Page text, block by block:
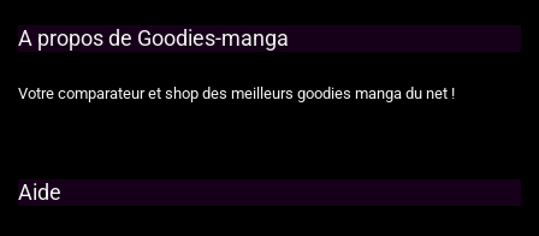
A propos de Goodies-manga
Votre comparateur et shop des meilleurs goodies manga du net !
Aide